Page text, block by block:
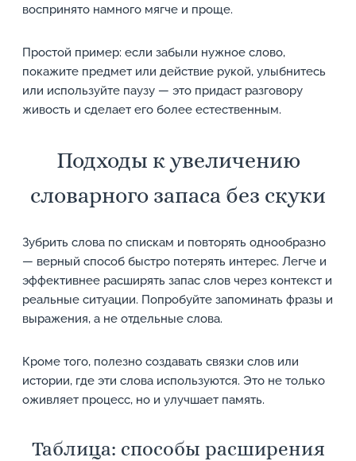
воспринято намного мягче и проще.
Простой пример: если забыли нужное слово,
покажите предмет или действие рукой, улыбнитесь
или используйте паузу — это придаст разговору
живость и сделает его более естественным.
Подходы к увеличению
словарного запаса без скуки
Зубрить слова по спискам и повторять однообразно
— верный способ быстро потерять интерес. Легче и
эффективнее расширять запас слов через контекст и
реальные ситуации. Попробуйте запоминать фразы и
выражения, а не отдельные слова.
Кроме того, полезно создавать связки слов или
истории, где эти слова используются. Это не только
оживляет процесс, но и улучшает память.
Таблица: способы расширения